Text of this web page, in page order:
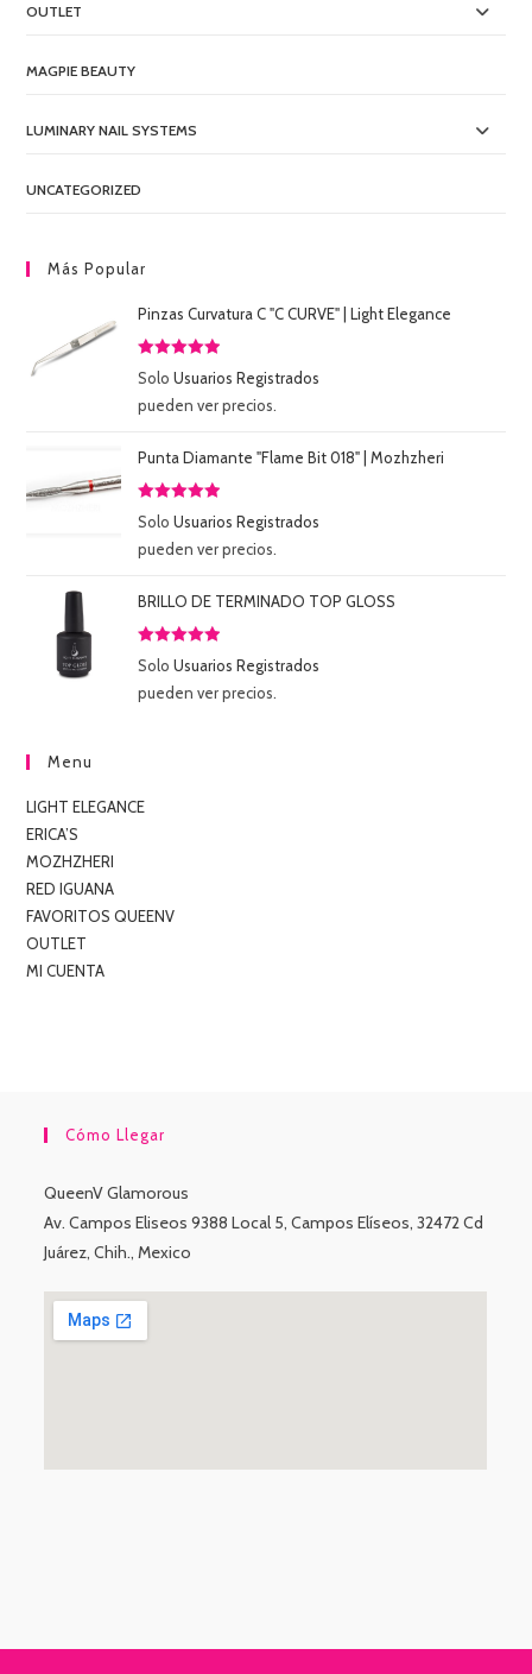
OUTLET
MAGPIE BEAUTY
LUMINARY NAIL SYSTEMS
UNCATEGORIZED
Más Popular
Pinzas Curvatura C "C CURVE" | Light Elegance
Valorado
5
SoloUsuarios Registrados
pueden ver precios.
Punta Diamante "Flame Bit 018" | Mozhzheri
Valorado
5
SoloUsuarios Registrados
pueden ver precios.
BRILLO DE TERMINADO TOP GLOSS
Valorado
5
SoloUsuarios Registrados
pueden ver precios.
Menu
LIGHT ELEGANCE
ERICA’S
MOZHZHERI
RED IGUANA
FAVORITOS QUEENV
OUTLET
MI CUENTA
Cómo Llegar
QueenV Glamorous
Av. Campos Eliseos 9388 Local 5, Campos Elíseos, 32472 Cd
Juárez, Chih., Mexico